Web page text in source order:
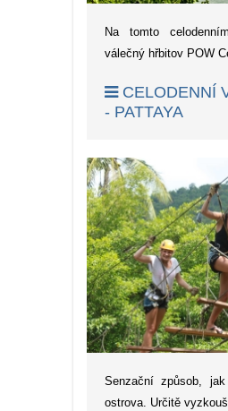
Na tomto
válečný hřbitov POW
CELODENNÍ
- PATTAYA
Senzační způsob,
ostrova. Určitě